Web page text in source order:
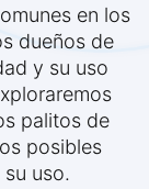
en los
dueños de
y su uso
palitos de
posibles
uso.